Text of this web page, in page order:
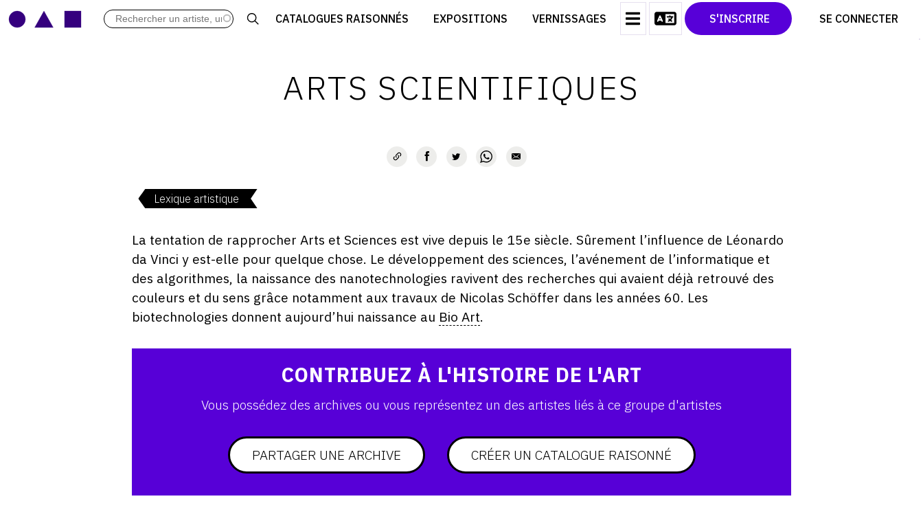
CATALOGUES RAISONNÉS EXPOSITIONS VERNISSAGES S'INSCRIRE SE CONNECTER
ARCHIVES DES EXPOSITIONS
CRÉER SON CATALOGUE D'EXPO
CONTACT
CGU
TWITTER
PINTEREST
ARTS SCIENTIFIQUES
Lexique artistique
La tentation de rapprocher Arts et Sciences est vive depuis le 15e siècle. Sûrement l’influence de Léonardo
da Vinci y est-elle pour quelque chose. Le développement des sciences, l’avénement de l’informatique et
des algorithmes, la naissance des nanotechnologies ravivent des recherches qui avaient déjà retrouvé des
couleurs et du sens grâce notamment aux travaux de Nicolas Schöffer dans les années 60. Les
biotechnologies donnent aujourd’hui naissance au Bio Art.
CONTRIBUEZ À L'HISTOIRE DE L'ART
Vous possédez des archives ou vous représentez un des artistes liés à ce groupe d'artistes
PARTAGER UNE ARCHIVE CRÉER UN CATALOGUE RAISONNÉ